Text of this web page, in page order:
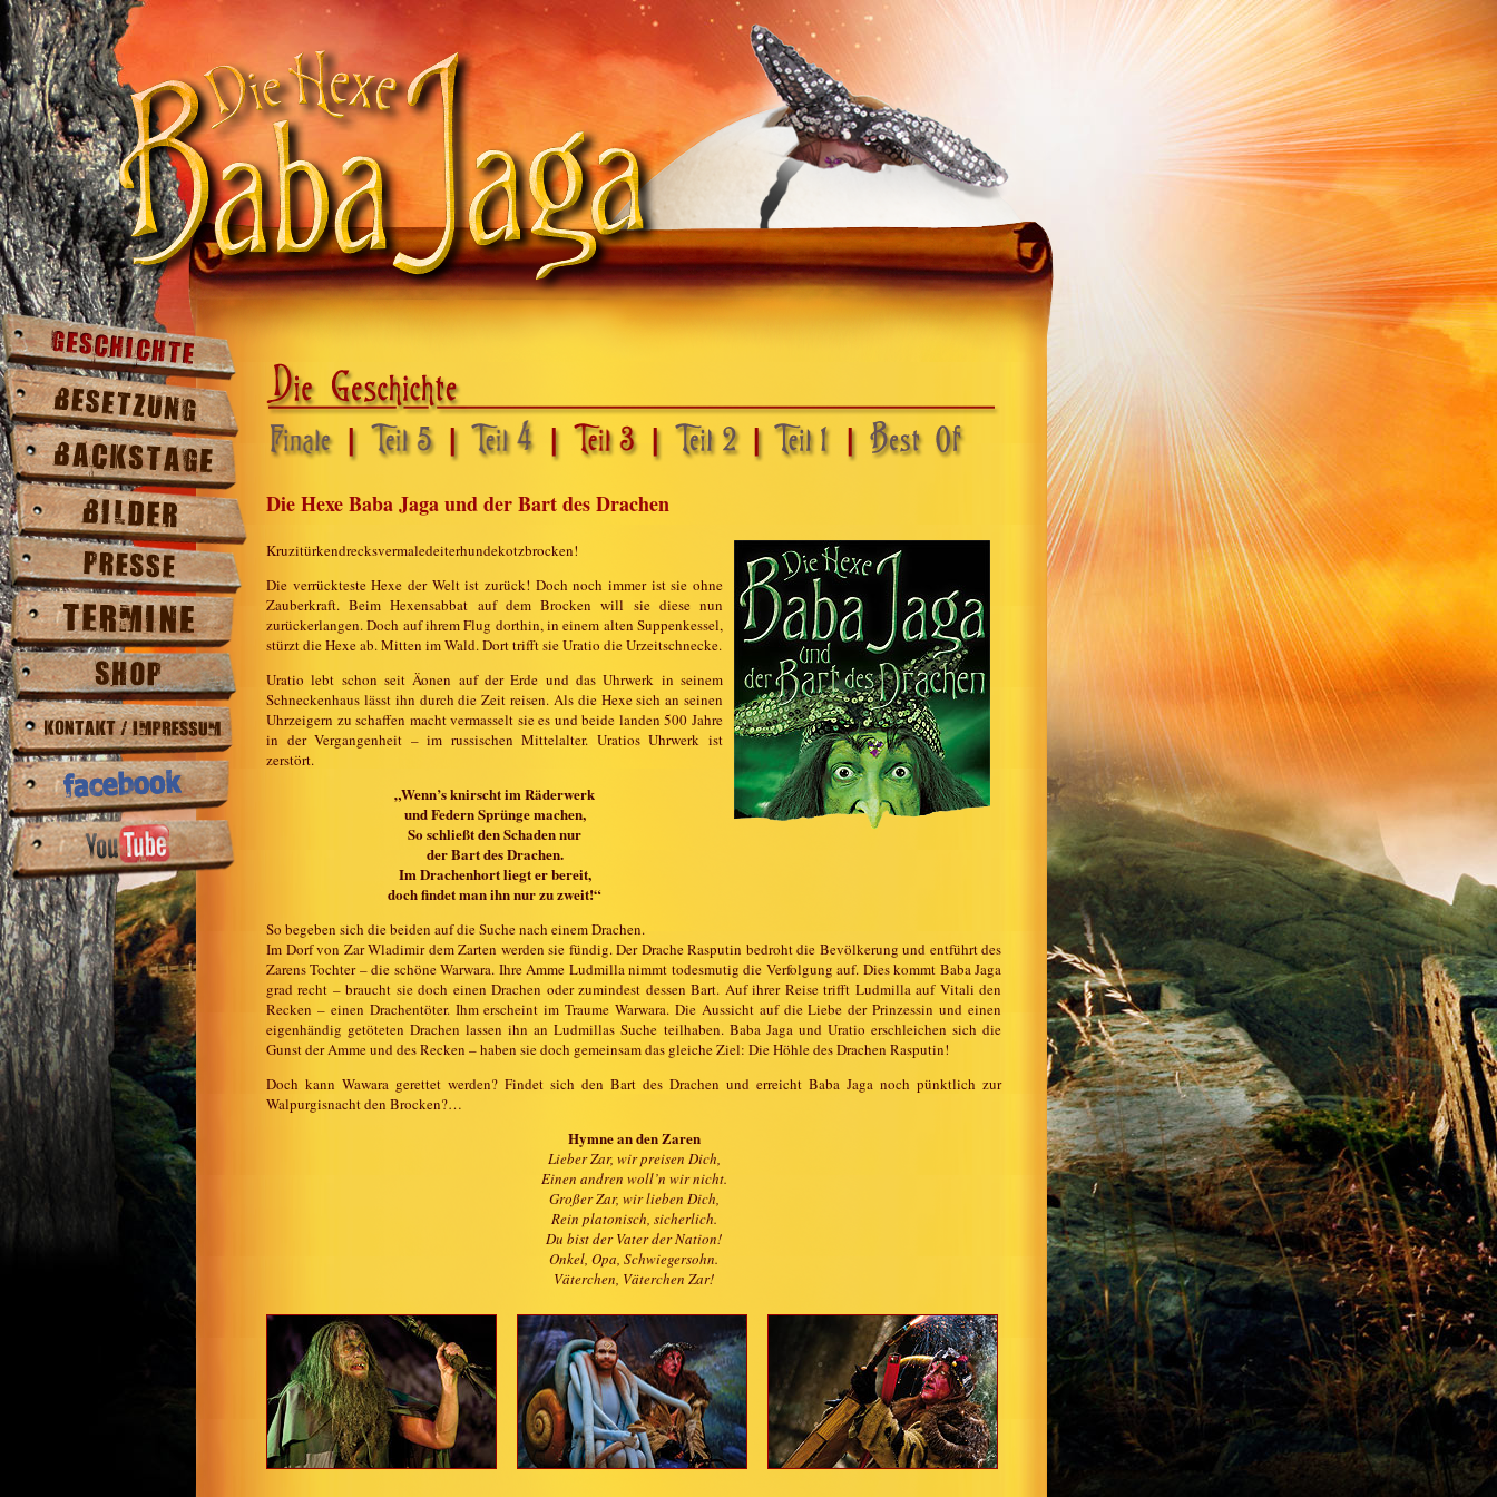
Die Hexe Baba Jaga und der Bart des Drachen
Kruzitürkendrecksvermaledeiterhundekotzbrocken!
Die verrückteste Hexe der Welt ist zurück! Doch noch immer ist sie ohne
Zauberkraft. Beim Hexensabbat auf dem Brocken will sie diese nun
zurückerlangen. Doch auf ihrem Flug dorthin, in einem alten Suppenkessel,
stürzt die Hexe ab. Mitten im Wald. Dort trifft sie Uratio die Urzeitschnecke.
Uratio lebt schon seit Äonen auf der Erde und das Uhrwerk in seinem
Schneckenhaus lässt ihn durch die Zeit reisen. Als die Hexe sich an seinen
Uhrzeigern zu schaffen macht vermasselt sie es und beide landen 500 Jahre
in der Vergangenheit – im russischen Mittelalter. Uratios Uhrwerk ist
zerstört.
„Wenn’s knirscht im Räderwerk
und Federn Sprünge machen,
So schließt den Schaden nur
der Bart des Drachen.
Im Drachenhort liegt er bereit,
doch findet man ihn nur zu zweit!“
So begeben sich die beiden auf die Suche nach einem Drachen.
Im Dorf von Zar Wladimir dem Zarten werden sie fündig. Der Drache Rasputin bedroht die Bevölkerung und entführt des
Zarens Tochter – die schöne Warwara. Ihre Amme Ludmilla nimmt todesmutig die Verfolgung auf. Dies kommt Baba Jaga
grad recht – braucht sie doch einen Drachen oder zumindest dessen Bart. Auf ihrer Reise trifft Ludmilla auf Vitali den
Recken – einen Drachentöter. Ihm erscheint im Traume Warwara. Die Aussicht auf die Liebe der Prinzessin und einen
eigenhändig getöteten Drachen lassen ihn an Ludmillas Suche teilhaben. Baba Jaga und Uratio erschleichen sich die
Gunst der Amme und des Recken – haben sie doch gemeinsam das gleiche Ziel: Die Höhle des Drachen Rasputin!
Doch kann Wawara gerettet werden? Findet sich den Bart des Drachen und erreicht Baba Jaga noch pünktlich zur
Walpurgisnacht den Brocken?…
Hymne an den Zaren
Lieber Zar, wir preisen Dich,
Einen andren woll’n wir nicht.
Großer Zar, wir lieben Dich,
Rein platonisch, sicherlich.
Du bist der Vater der Nation!
Onkel, Opa, Schwiegersohn.
Väterchen, Väterchen Zar!